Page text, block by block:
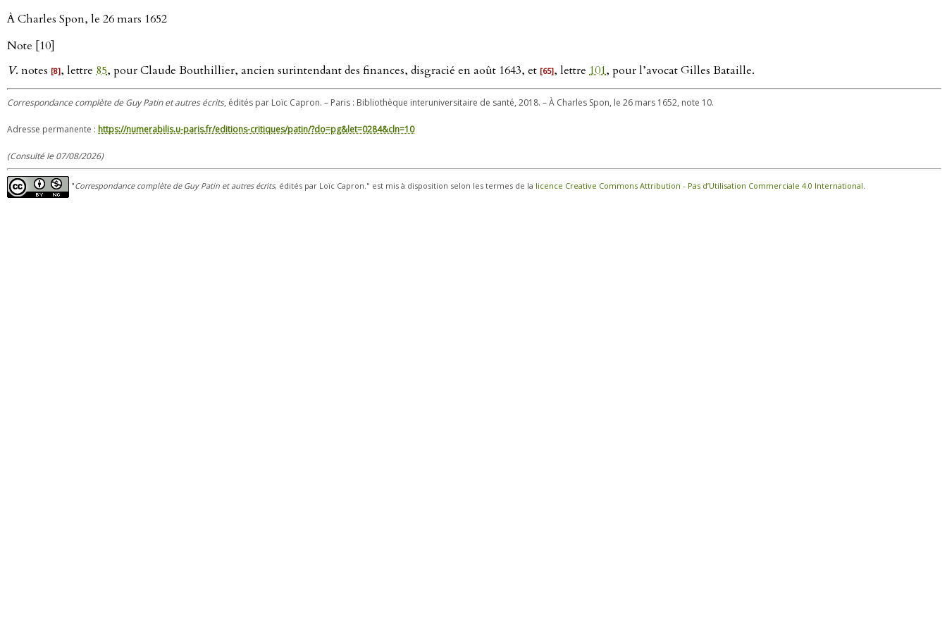
À Charles Spon, le 26 mars 1652
Note [10]
V. notes [8], lettre 85, pour Claude Bouthillier, ancien surintendant des finances, disgracié en août 1643, et [65], lettre 101, pour l’avocat Gilles Bataille.
Correspondance complète de Guy Patin et autres écrits, édités par Loïc Capron. – Paris : Bibliothèque interuniversitaire de santé, 2018. – À Charles Spon, le 26 mars 1652, note 10.
Adresse permanente : https://numerabilis.u-paris.fr/editions-critiques/patin/?do=pg&let=0284&cln=10
(Consulté le 07/08/2026)
"Correspondance complète de Guy Patin et autres écrits, édités par Loïc Capron." est mis à disposition selon les termes de la licence Creative Commons Attribution - Pas d’Utilisation Commerciale 4.0 International.